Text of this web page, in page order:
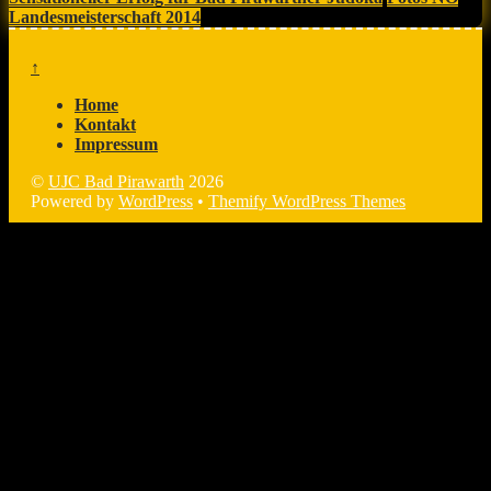
Landesmeisterschaft 2014
↑
Home
Kontakt
Impressum
© UJC Bad Pirawarth 2026
Powered by WordPress • Themify WordPress Themes